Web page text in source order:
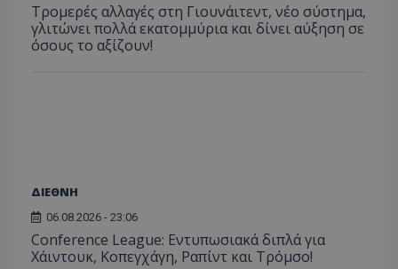
Τρομερές αλλαγές στη Γιουνάιτεντ, νέο σύστημα,
γλιτώνει πολλά εκατομμύρια και δίνει αύξηση σε
όσους το αξίζουν!
ΔΙΕΘΝΗ
06.08.2026 - 23:06
Conference League: Εντυπωσιακά διπλά για
Χάιντουκ, Κοπεγχάγη, Ραπίντ και Τρόμσο!